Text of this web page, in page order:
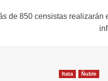
de 850 censistas realizarán
Itata Ñuble